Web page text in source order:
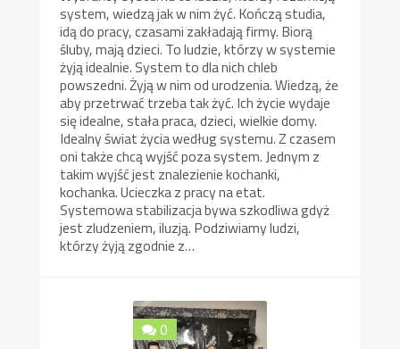
system, wiedzą jak w nim żyć. Kończą studia,
idą do pracy, czasami zakładają firmy. Biorą
śluby, mają dzieci. To ludzie, którzy w systemie
żyją idealnie. System to dla nich chleb
powszedni. Żyją w nim od urodzenia. Wiedzą, że
aby przetrwać trzeba tak żyć. Ich życie wydaje
się idealne, stała praca, dzieci, wielkie domy.
Idealny świat życia według systemu. Z czasem
oni także chcą wyjść poza system. Jednym z
takim wyjść jest znalezienie kochanki,
kochanka. Ucieczka z pracy na etat.
Systemowa stabilizacja bywa szkodliwa gdyż
jest zludzeniem, iluzją. Podziwiamy ludzi,
którzy żyją zgodnie z…
0